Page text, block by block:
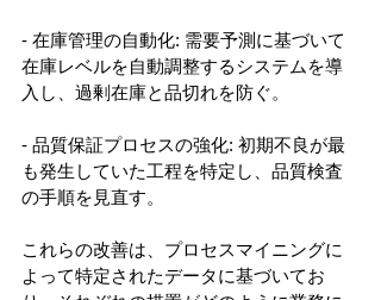
- 在庫管理の自動化: 需要予測に基づいて
在庫レベルを自動調整するシステムを導
入し、過剰在庫と品切れを防ぐ。
- 品質保証プロセスの強化: 初期不良が最
も発生していた工程を特定し、品質検査
の手順を見直す。
これらの改善は、プロセスマイニングに
よって特定されたデータに基づいてお